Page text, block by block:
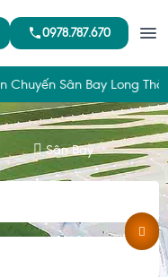
0978.787.670
Sân Bay Long
Sân Bay